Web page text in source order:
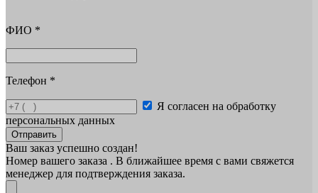
ФИО *
Телефон *
Я согласен на обработку
персональных данных
Отправить
Ваш заказ успешно создан!
Номер вашего заказа . В ближайшее время с вами свяжется
менеджер для подтверждения заказа.